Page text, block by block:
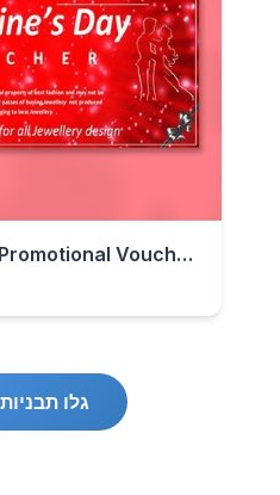
Valentine Day Gift Promotional Voucher.docx
גלו